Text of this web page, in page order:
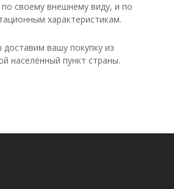
своему внешнему виду, и по
характеристикам.
вашу покупку из
населённый пункт страны.